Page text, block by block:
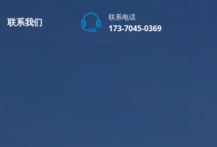
联系我们 联系电话
173-7045-0369